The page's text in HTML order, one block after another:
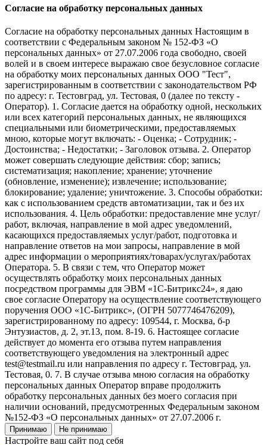
Согласие на обработку персональных данных
Согласие на обработку персональных данных Настоящим в
соответствии с Федеральным законом № 152-ФЗ «О
персональных данных» от 27.07.2006 года свободно, своей
волей и в своем интересе выражаю свое безусловное согласие
на обработку моих персональных данных ООО "Тест",
зарегистрированным в соответствии с законодательством РФ
по адресу: г. Тестовград, ул. Тестовая, 0 (далее по тексту -
Оператор). 1. Согласие дается на обработку одной, нескольких
или всех категорий персональных данных, не являющихся
специальными или биометрическими, предоставляемых
мною, которые могут включать: - Оценка; - Сотрудник; -
Достоинства; - Недостатки; - Заголовок отзыва. 2. Оператор
может совершать следующие действия: сбор; запись;
систематизация; накопление; хранение; уточнение
(обновление, изменение); извлечение; использование;
блокирование; удаление; уничтожение. 3. Способы обработки:
как с использованием средств автоматизации, так и без их
использования. 4. Цель обработки: предоставление мне услуг/
работ, включая, направление в мой адрес уведомлений,
касающихся предоставляемых услуг/работ, подготовка и
направление ответов на мои запросы, направление в мой
адрес информации о мероприятиях/товарах/услугах/работах
Оператора. 5. В связи с тем, что Оператор может
осуществлять обработку моих персональных данных
посредством программы для ЭВМ «1С-Битрикс24», я даю
свое согласие Оператору на осуществление соответствующего
поручения ООО «1С-Битрикс», (ОГРН 5077746476209),
зарегистрированному по адресу: 109544, г. Москва, б-р
Энтузиастов, д. 2, эт.13, пом. 8-19. 6. Настоящее согласие
действует до момента его отзыва путем направления
соответствующего уведомления на электронный адрес
test@testmail.ru или направления по адресу г. Тестовград, ул.
Тестовая, 0. 7. В случае отзыва мною согласия на обработку
персональных данных Оператор вправе продолжить
обработку персональных данных без моего согласия при
наличии оснований, предусмотренных Федеральным законом
№152-ФЗ «О персональных данных» от 27.07.2006 г.
Принимаю Не принимаю
Настройте ваш сайт под себя